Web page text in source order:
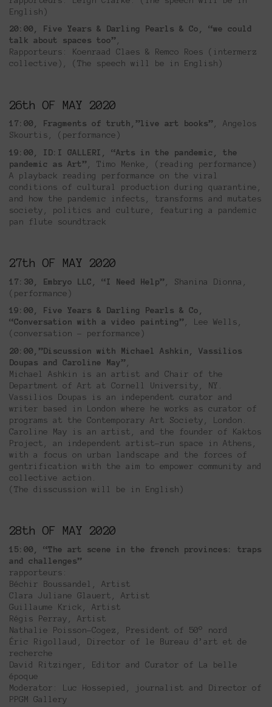
English)
20:00, Five Years & Darling Pearls & Co, “we could
talk about spaces too” ,
Rapporteurs: Koenraad Claes & Remco Roes (intermerz
collective), (Τhe speech will be in English)
26th OF MAY 2020
17:00, Fragments of truth,”live art books” , Angelos
Skourtis, (performance)
19:00, ID:I GALLERI, “Arts in the pandemic, the
pandemic as Art” , Timo Menke, (reading performance)
A playback reading performance on the viral
conditions of cultural production during quarantine,
and how the pandemic infects, transforms and mutates
society, politics and culture, featuring a pandemic
pan flute soundtrack
27th OF MAY 2020
17:30, Embryo LLC, “I Need Help” , Shanina Dionna,
(performance)
19:00, Five Years & Darling Pearls & Co,
“Conversation with a video painting” , Lee Wells,
(conversation – performance)
20:00,”Discussion with Michael Ashkin, Vassilios
Doupas and Caroline May”
Michael Ashkin is an artist and Chair of the
Department of Art at Cornell University, NY.
Vassilios Doupas is an independent curator and
writer based in London where he works as curator of
programs at the Contemporary Art Society, London.
Caroline May is an artist, and the founder of Kaktos
Project, an independent artist-run space in Athens,
with a focus on urban landscape and the forces of
gentrification with the aim to empower community and
collective action.
(Τhe disscussion will be in English)
28th OF MAY 2020
15:00, “The art scene in the french provinces: traps
and challenges”
rapporteurs:
Béchir Boussandel, Artist
Clara Juliane Glauert, Artist
Guillaume Krick, Artist
Régis Perray, Artist
Nathalie Poisson-Cogez, President of 50° nord
Éric Rigollaud, Director of le Bureau d’art et de
recherche
David Ritzinger, Editor and Curator of La belle
époque
Moderator: Luc Hossepied, journalist and Director of
PPGM Gallery